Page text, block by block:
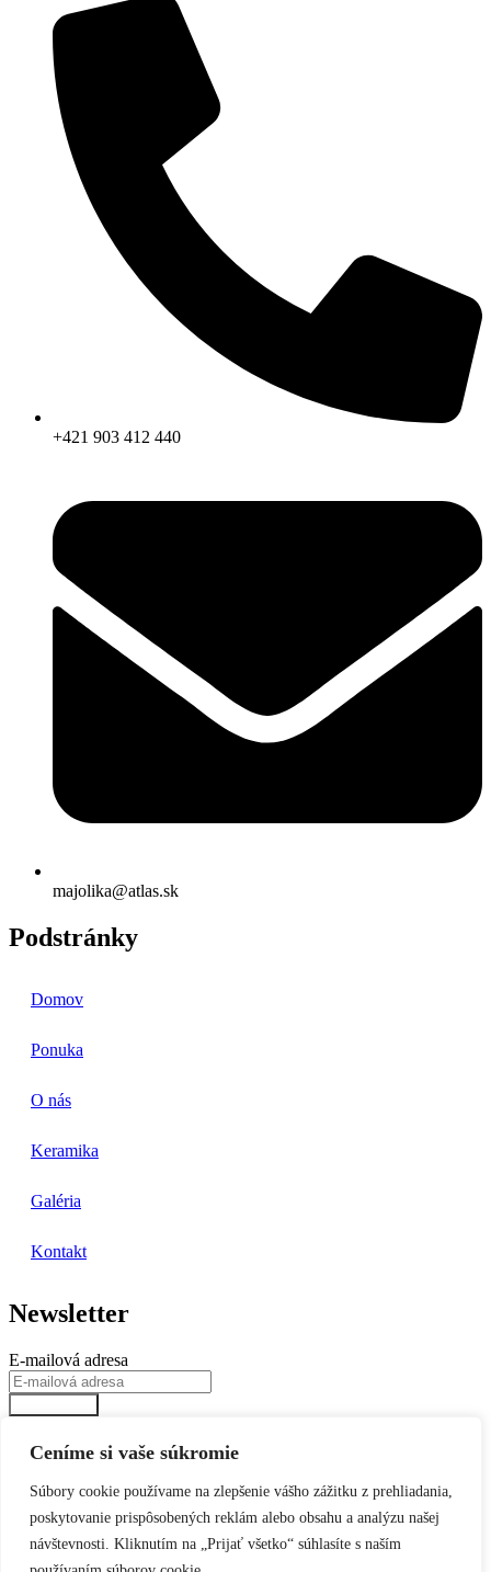
Ceníme si vaše súkromie
Súbory cookie používame na zlepšenie vášho zážitku z prehliadania,
poskytovanie prispôsobených reklám alebo obsahu a analýzu našej
návštevnosti. Kliknutím na „Prijať všetko“ súhlasíte s naším
+421 903 412 440
majolika@atlas.sk
Podstránky
Domov
Ponuka
O nás
Keramika
Galéria
Kontakt
Newsletter
E-mailová adresa
© 2024 | Majolika-R, s.r.o. r.s.p.
Obchodné podmienky
Reklamácie
Ochrana osobných údajov